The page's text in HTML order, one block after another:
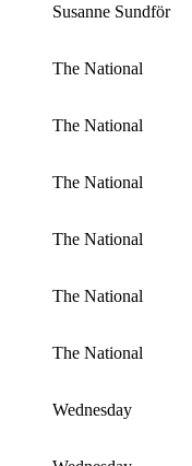
Susanne Sundför
The National
The National
The National
The National
The National
The National
Wednesday